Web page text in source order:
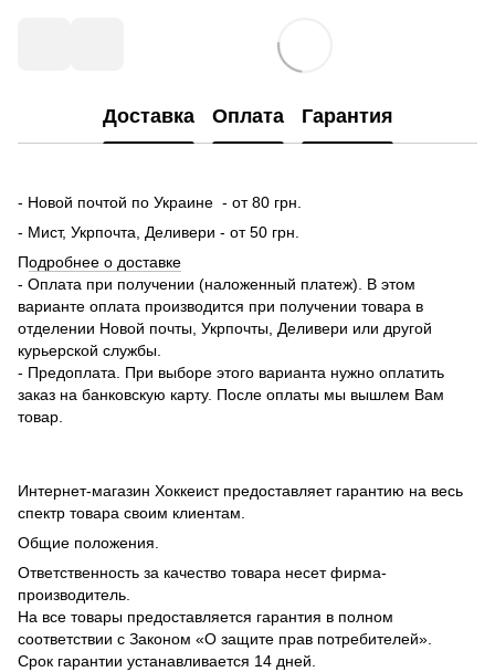
Доставка Оплата Гарантия
- Новой почтой по Украине - от 80 грн.
- Мист, Укрпочта, Деливери - от 50 грн.
Подробнее о доставке
- Оплата при получении (наложенный платеж). В этом
варианте оплата производится при получении товара в
отделении Новой почты, Укрпочты, Деливери или другой
курьерской службы.
- Предоплата. При выборе этого варианта нужно оплатить
заказ на банковскую карту. После оплаты мы вышлем Вам
товар.
Интернет-магазин Хоккеист предоставляет гарантию на весь
спектр товара своим клиентам.
Общие положения.
Ответственность за качество товара несет фирма-
производитель.
На все товары предоставляется гарантия в полном
соответствии с Законом «О защите прав потребителей».
Срок гарантии устанавливается 14 дней.